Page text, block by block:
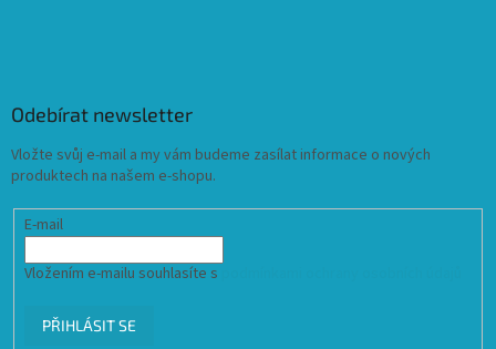
Odebírat newsletter
Vložte svůj e-mail a my vám budeme zasílat informace o nových
produktech na našem e-shopu.
E-mail
Vložením e-mailu souhlasíte s
PŘIHLÁSIT SE